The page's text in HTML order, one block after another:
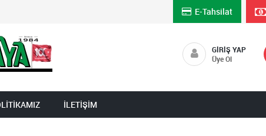
E-Tahsilat
GIRIŞ YAP
Üye Ol
İLETİŞİM